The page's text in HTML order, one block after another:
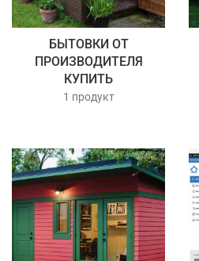
БЫТОВКИ ОТ
ПРОИЗВОДИТЕЛЯ
КУПИТЬ
1 продукт